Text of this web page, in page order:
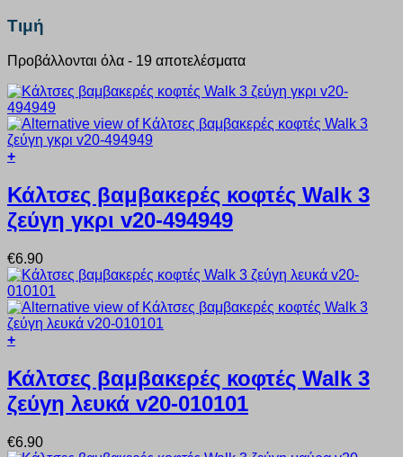
Τιμή
Προβάλλονται όλα - 19 αποτελέσματα
+
το
προϊόν
έχει
πολλαπλές
παραλλαγές.
Οι
επιλογές
μπορούν
να
επιλεγούν
στη
του
προϊόντος
Κάλτσες βαμβακερές κοφτές Walk 3
ζεύγη γκρι v20-494949
€6.90
+
το
προϊόν
έχει
πολλαπλές
παραλλαγές.
Οι
Κάλτσες βαμβακερές κοφτές Walk 3
ζεύγη λευκά v20-010101
€6.90